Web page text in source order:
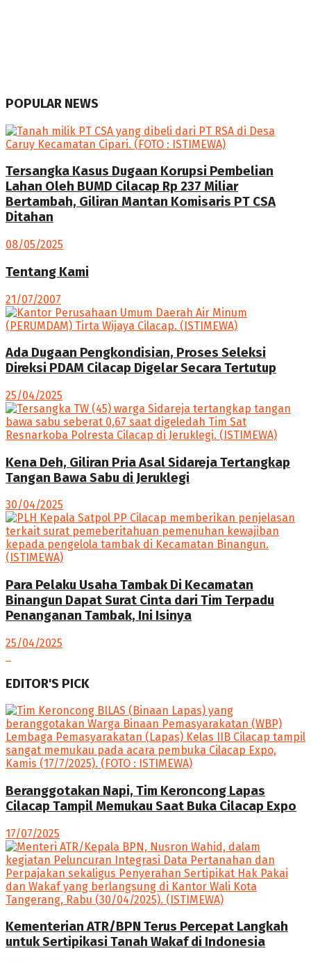
POPULAR NEWS
Tersangka Kasus Dugaan Korupsi Pembelian
Lahan Oleh BUMD Cilacap Rp 237 Miliar
Bertambah, Giliran Mantan Komisaris PT CSA
Ditahan
08/05/2025
Tentang Kami
21/07/2007
Ada Dugaan Pengkondisian, Proses Seleksi
Direksi PDAM Cilacap Digelar Secara Tertutup
25/04/2025
Kena Deh, Giliran Pria Asal Sidareja Tertangkap
Tangan Bawa Sabu di Jeruklegi
30/04/2025
Para Pelaku Usaha Tambak Di Kecamatan
Binangun Dapat Surat Cinta dari Tim Terpadu
Penanganan Tambak, Ini Isinya
25/04/2025
EDITOR'S PICK
Beranggotakan Napi, Tim Keroncong Lapas
Cilacap Tampil Memukau Saat Buka Cilacap Expo
17/07/2025
Kementerian ATR/BPN Terus Percepat Langkah
untuk Sertipikasi Tanah Wakaf di Indonesia